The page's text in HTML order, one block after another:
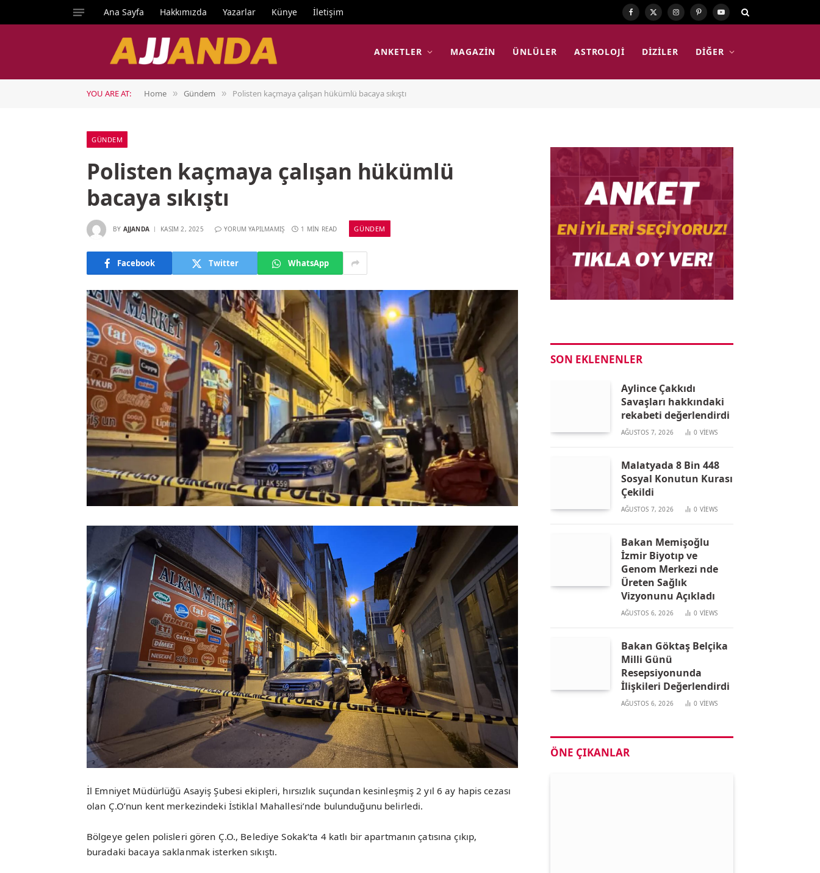
Ana Sayfa Hakkımızda Yazarlar Künye İletişim Facebook
X
Instagram
PinterestYouTube
ANKETLER MAGAZIN ÜNLÜLER ASTROLOJI DIZILER DIĞER
YOU ARE AT: Home » Gündem » Polisten kaçmaya çalışan hükümlü bacaya sıkıştı
GÜNDEM
Polisten kaçmaya çalışan hükümlü
bacaya sıkıştı
BY AJJANDA KASIM 2, 2025 YORUM YAPILMAMIŞ 1 MIN READ GÜNDEM
Facebook Twitter WhatsApp
İl Emniyet Müdürlüğü Asayiş Şubesi ekipleri, hırsızlık suçundan kesinleşmiş 2 yıl 6 ay hapis cezası
olan Ç.O’nun kent merkezindeki İstiklal Mahallesi’nde bulunduğunu belirledi.
Bölgeye gelen polisleri gören Ç.O., Belediye Sokak’ta 4 katlı bir apartmanın çatısına çıkıp,
buradaki bacaya saklanmak isterken sıkıştı.
SON EKLENENLER
Aylince Çakkıdı
Savaşları hakkındaki
rekabeti değerlendirdi
AĞUSTOS 7, 2026 0 VIEWS
Malatyada 8 Bin 448
Sosyal Konutun Kurası
Çekildi
AĞUSTOS 7, 2026 0 VIEWS
Bakan Memişoğlu
İzmir Biyotıp ve
Genom Merkezi nde
Üreten Sağlık
Vizyonunu Açıkladı
AĞUSTOS 6, 2026 0 VIEWS
Bakan Göktaş Belçika
Milli Günü
Resepsiyonunda
İlişkileri Değerlendirdi
AĞUSTOS 6, 2026 0 VIEWS
ÖNE ÇIKANLAR